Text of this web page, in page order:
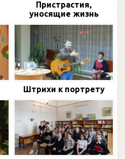
Пристрастия,
уносящие жизнь
Штрихи к портрету